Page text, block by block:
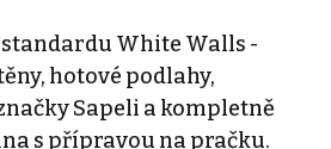
standardu White Walls -
hotové podlahy,
Sapeli a kompletně
s přípravou na pračku.